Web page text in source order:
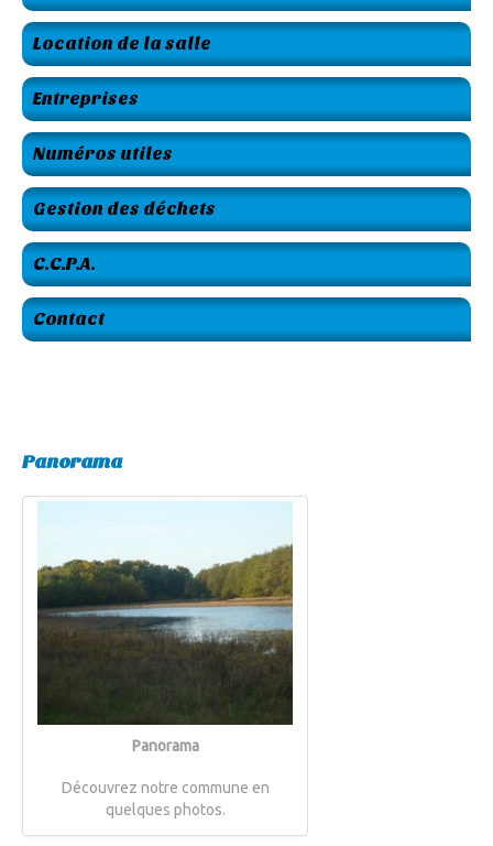
Location de la salle
Entreprises
Numéros utiles
Gestion des déchets
C.C.P.A.
Contact
Panorama
Panorama
Découvrez notre commune en
quelques photos.